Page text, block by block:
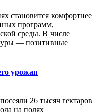
становится комфортнее
программ,
среды. В числе
— позитивные
урожая
26 тысяч гектаров
на полях